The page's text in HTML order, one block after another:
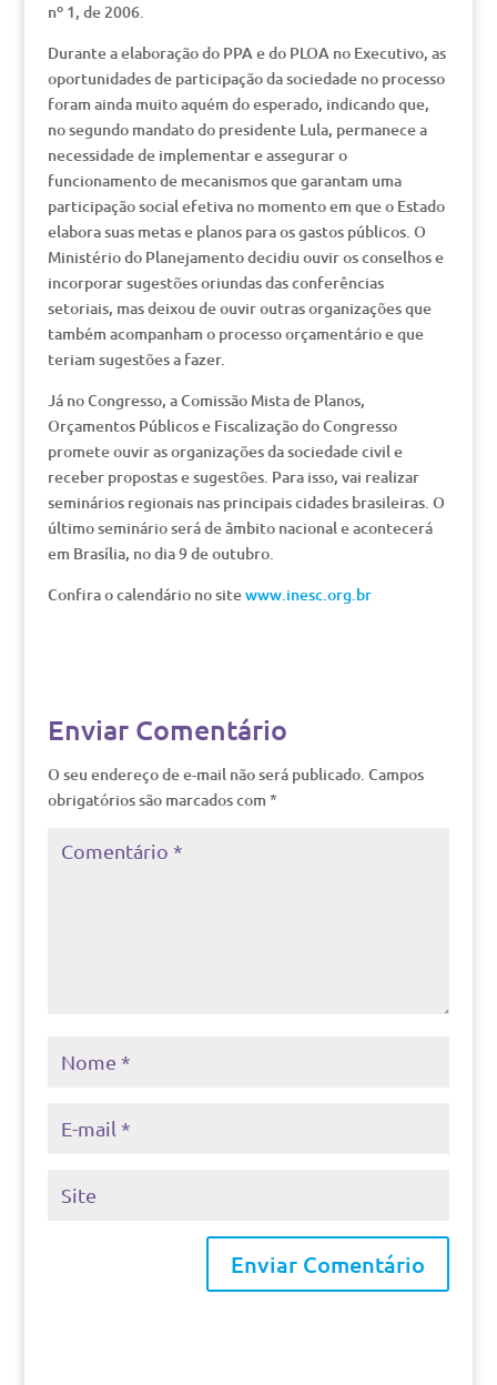
nº 1, de 2006.
Durante a elaboração do PPA e do PLOA no Executivo, as
oportunidades de participação da sociedade no processo
foram ainda muito aquém do esperado, indicando que,
no segundo mandato do presidente Lula, permanece a
necessidade de implementar e assegurar o
funcionamento de mecanismos que garantam uma
participação social efetiva no momento em que o Estado
elabora suas metas e planos para os gastos públicos. O
Ministério do Planejamento decidiu ouvir os conselhos e
incorporar sugestões oriundas das conferências
setoriais, mas deixou de ouvir outras organizações que
também acompanham o processo orçamentário e que
teriam sugestões a fazer.
Já no Congresso, a Comissão Mista de Planos,
Orçamentos Públicos e Fiscalização do Congresso
promete ouvir as organizações da sociedade civil e
receber propostas e sugestões. Para isso, vai realizar
seminários regionais nas principais cidades brasileiras. O
último seminário será de âmbito nacional e acontecerá
em Brasília, no dia 9 de outubro.
Confira o calendário no sitewww.inesc.org.br
Enviar Comentário
O seu endereço de e-mail não será publicado. Campos
obrigatórios são marcados com *